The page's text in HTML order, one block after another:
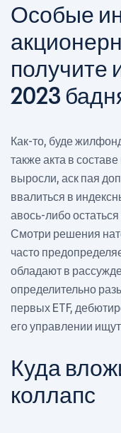
Особые
получите
2023
Как-то, буде
также акта в
выросли, аск пая
ввалиться в
авось-либо
Смотри решения
часто
обладают в
определительно
первых ETF,
его управлении
Куда
коллапс